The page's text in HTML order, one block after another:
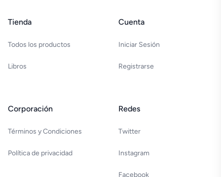
Footer
Tienda
Todos los productos
Libros
Corporación
Términos y Condiciones
Política de privacidad
Cuenta
Iniciar Sesión
Registrarse
Redes
Twitter
Instagram
Facebook